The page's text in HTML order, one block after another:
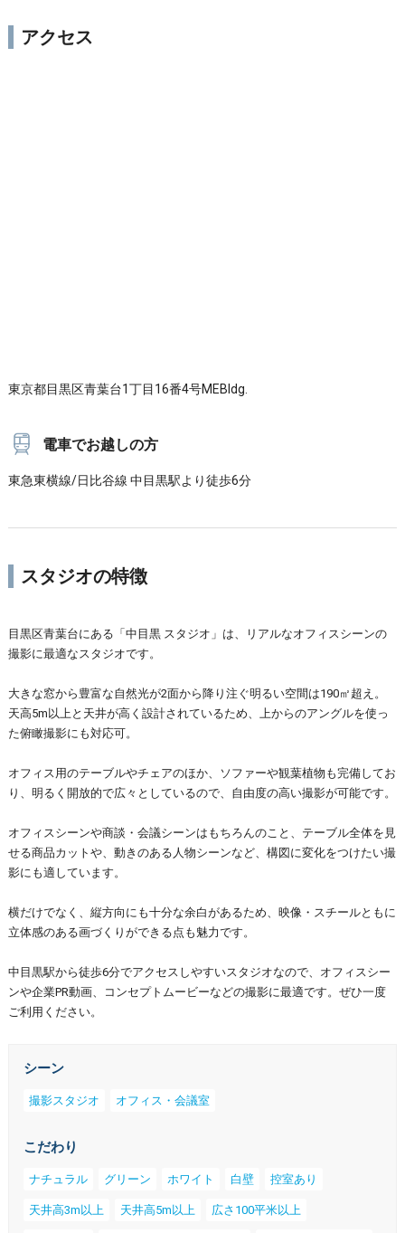
アクセス
東京都目黒区青葉台1丁目16番4号MEBldg.
電車でお越しの方
東急東横線/日比谷線 中目黒駅より徒歩6分
スタジオの特徴
目黒区青葉台にある「中目黒 スタジオ」は、リアルなオフィスシーンの
撮影に最適なスタジオです。
大きな窓から豊富な自然光が2面から降り注ぐ明るい空間は190㎡超え。
天高5m以上と天井が高く設計されているため、上からのアングルを使っ
た俯瞰撮影にも対応可。
オフィス用のテーブルやチェアのほか、ソファーや観葉植物も完備してお
り、明るく開放的で広々としているので、自由度の高い撮影が可能です。
オフィスシーンや商談・会議シーンはもちろんのこと、テーブル全体を見
せる商品カットや、動きのある人物シーンなど、構図に変化をつけたい撮
影にも適しています。
横だけでなく、縦方向にも十分な余白があるため、映像・スチールともに
立体感のある画づくりができる点も魅力です。
中目黒駅から徒歩6分でアクセスしやすいスタジオなので、オフィスシー
ンや企業PR動画、コンセプトムービーなどの撮影に最適です。ぜひ一度
ご利用ください。
シーン
撮影スタジオ オフィス・会議室
こだわり
ナチュラル グリーン ホワイト 白壁 控室あり
天井高3m以上 天井高5m以上 広さ100平米以上